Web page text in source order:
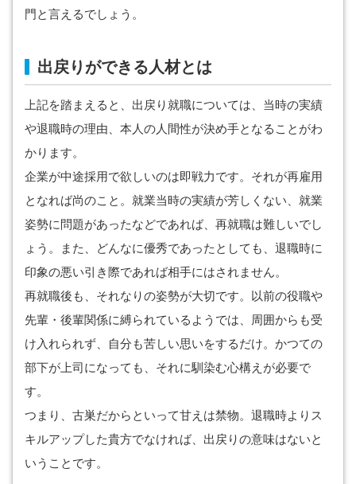
門と言えるでしょう。
出戻りができる人材とは
上記を踏まえると、出戻り就職については、当時の実績
や退職時の理由、本人の人間性が決め手となることがわ
かります。
企業が中途採用で欲しいのは即戦力です。それが再雇用
となれば尚のこと。就業当時の実績が芳しくない、就業
姿勢に問題があったなどであれば、再就職は難しいでし
ょう。また、どんなに優秀であったとしても、退職時に
印象の悪い引き際であれば相手にはされません。
再就職後も、それなりの姿勢が大切です。以前の役職や
先輩・後輩関係に縛られているようでは、周囲からも受
け入れられず、自分も苦しい思いをするだけ。かつての
部下が上司になっても、それに馴染む心構えが必要で
す。
つまり、古巣だからといって甘えは禁物。退職時よりス
キルアップした貴方でなければ、出戻りの意味はないと
いうことです。